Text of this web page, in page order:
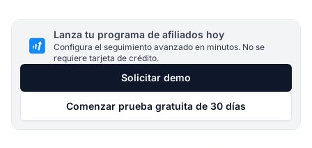
Lanza tu programa de afiliados hoy
Configura el seguimiento avanzado en minutos. No se
requiere tarjeta de crédito.
Solicitar demo
Comenzar prueba gratuita de 30 días